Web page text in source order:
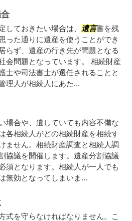
しておきたい場合は、 遺言書を残
った通りに遺産を使うことができ
らず、遺産の行き先が問題となる
会問題となっています。 相続財産
士や司法書士が選任されることと
理人が相続人にあた...
場合や、遺していても内容不備な
各相続人がどの相続財産を相続す
ません。相続財産調査と相続人調
協議を開催します。遺産分割協議
須となります。相続人が一人でも
無効となってしまいま...
式を守らなければなりません。こ